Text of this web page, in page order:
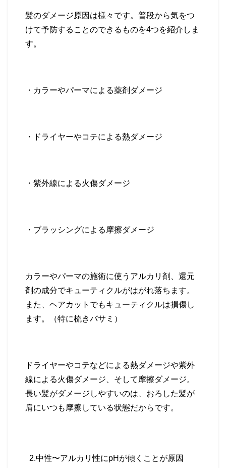
髪のダメージ原因は様々です。普段から気をつ
けて予防することのできるものを4つを紹介しま
す。
・カラーやパーマによる薬剤ダメージ
・ドライヤーやコテによる熱ダメージ
・紫外線による火傷ダメージ
・ブラッシングによる 摩擦ダメージ
カラーやパーマの施術に使うアルカリ剤、還元
剤の成分でキューティクルがはがれ落ちます。
また、ヘアカットでもキューティクルは損傷し
ます。（特に梳きバサミ）
ドライヤーやコテなどによる熱ダメージや紫外
線による火傷ダメージ、そして摩擦ダメージ。
長い髪がダメージしやすいのは、おろした髪が
肩にいつも摩擦している状態だからです。
2.中性〜アルカリ性にpH が傾くことが原因